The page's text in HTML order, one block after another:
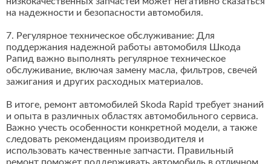
на надежности и безопасности автомобиля.
7. Регулярное техническое обслуживание: Для
поддержания надежной работы автомобиля Шкода
Рапид важно выполнять регулярное техническое
обслуживание, включая замену масла, фильтров, свечей
зажигания и других расходных материалов.
В итоге, ремонт автомобилей Skoda Rapid требует знаний
и опыта в различных областях автомобильного сервиса.
Важно учесть особенности конкретной модели, а также
следовать рекомендациям производителя и
использовать качественные запчасти. Правильный